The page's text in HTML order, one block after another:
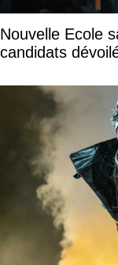
Nouvelle Ecole
candidats